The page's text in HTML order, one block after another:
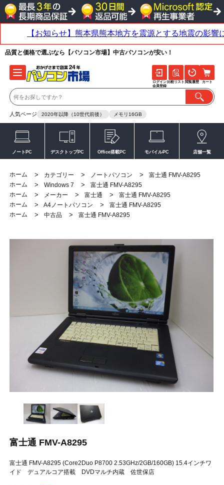
品質と価格で選ぶなら【パソコン市場】中古パソコンが安い！
人気ページ 2020年以降（10世代前後） メモリ16GB
ログイン
会員登録
比較リスト 閲覧履歴 カート
ノートPC デスクトップPC Office搭載PC モバイルPC 店舗一覧
ホーム > カテゴリー > ノートパソコン >
富士通 FMV-A8295
ホーム
> Windows 7 >
富士通 FMV-A8295
ホーム
> メーカー > 富士通 >
富士通 FMV-A8295
ホーム
> A4ノートパソコン >
富士通 FMV-A8295
ホーム
> 中古品 > 富士通 FMV-A8295
富士通 FMV-A8295
富士通 FMV-A8295 (Core2Duo P8700 2.53GHz/2GB/160GB) 15.4インチワ
イド デュアルコア搭載 DVDマルチ内蔵 佐世保店